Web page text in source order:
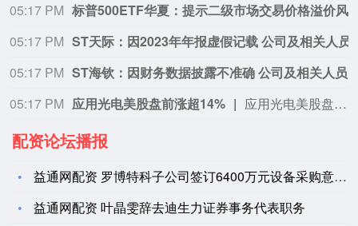
05:17 PM
05:17 PM
05:17 PM
05:17 PM 应用光电美股盘前涨超14% 应用光电美股盘前涨超14%，现报142.712美元。
配资论坛播报
益通网配资 罗博特科子公司签订6400万元设备采购意向协议
益通网配资 叶晶雯辞去迪生力证券事务代表职务